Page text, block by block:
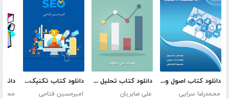
دانلود کتاب اصول و مبانی رایانه و شبکه در مهندسی پزشکی
محمدرضا سرایی
دانلود کتاب تحلیل تکنیکال به روش ژاپنی‌ها
علی صابریان
دانلود کتاب تکنیک‌های پیشرفته سئو
امیرحسین فتاحی محمد